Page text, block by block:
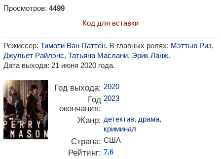
Просмотров: 4499
Код для вставки
Режиссер: Тимоти Ван Паттен. В главных ролях: Мэттью Риз,
Джульет Райлэнс, Татьяна Маслани, Эрик Ланж.
Дата выхода: 21 июня 2020 года.
Год выхода: 2020
Год
окончания:
2023
Жанр: детектив, драма,
криминал
Страна: США
Рейтинг: 7.6